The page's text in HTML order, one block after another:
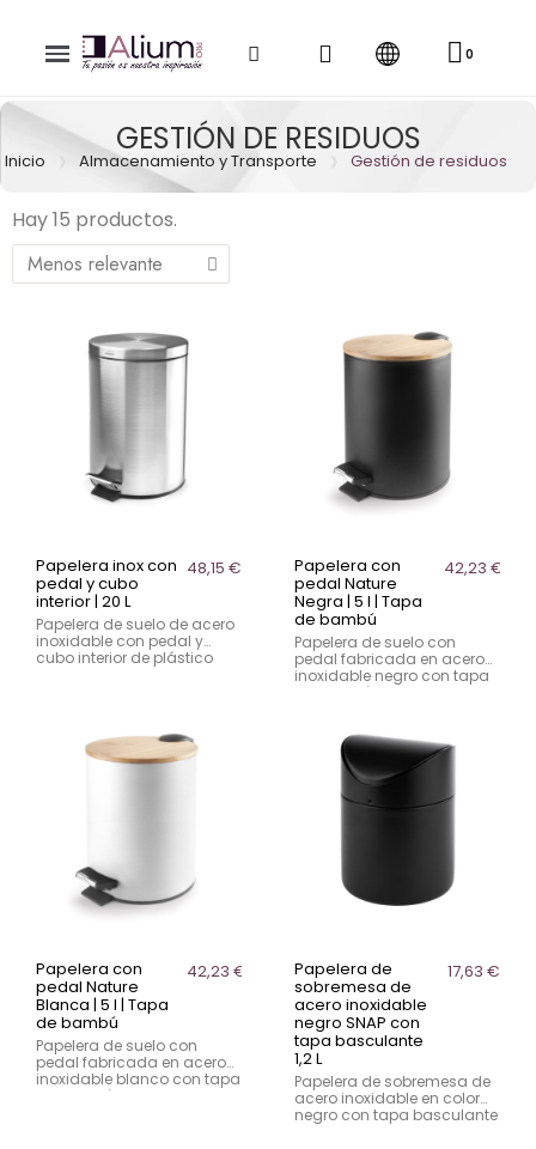
GESTIÓN DE RESIDUOS
Inicio Almacenamiento y Transporte Gestión de residuos
Hay 15 productos.
Papelera inox con
pedal y cubo
interior | 20 L
48,15 €
Papelera de suelo de acero
inoxidable con pedal y
cubo interior de plástico
Papelera con
pedal Nature
Negra | 5 l | Tapa
de bambú
42,23 €
Papelera de suelo con
pedal fabricada en acero
inoxidable negro con tapa
de bambú. Capacidad de
espacios comunes.
Papelera con
pedal Nature
Blanca | 5 l | Tapa
de bambú
42,23 €
Papelera de suelo con
pedal fabricada en acero
inoxidable blanco con tapa
de bambú. Capacidad de
Papelera de
sobremesa de
acero inoxidable
negro SNAP con
tapa basculante
1,2 L
17,63 €
Papelera de sobremesa de
acero inoxidable en color
negro con tapa basculante